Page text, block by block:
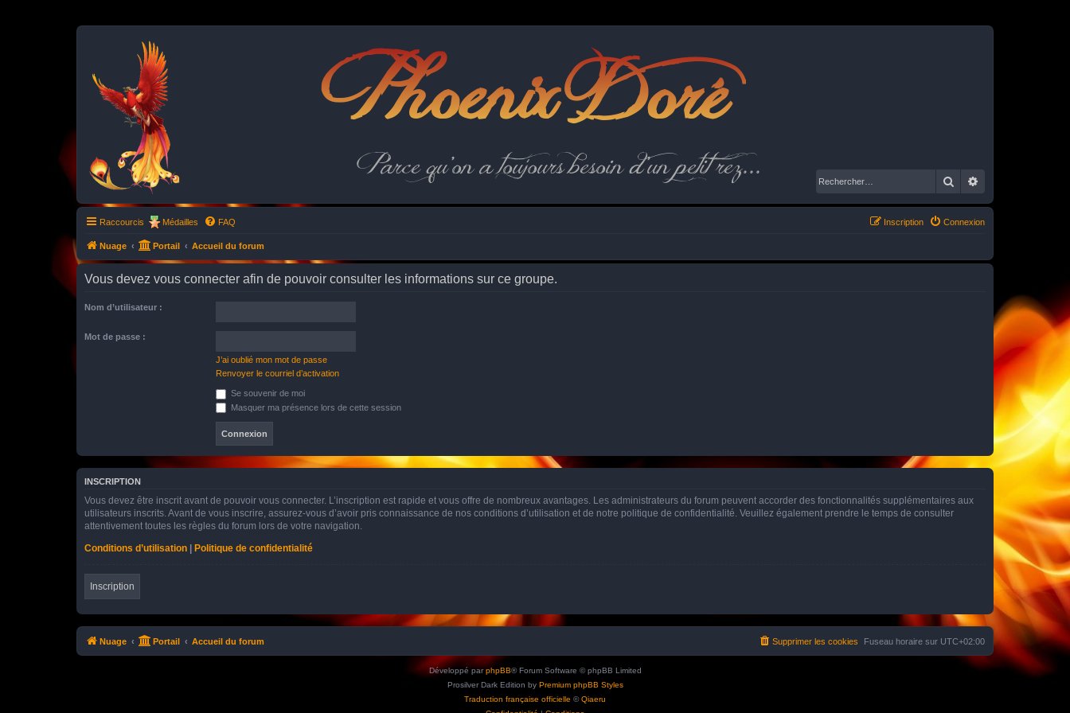
Phoenix Doré
Parce qu'on a toujours besoin d'un petit rez... Rechercher
Raccourcis Médailles FAQ Connexion
Inscription
Nuage Portail Accueil du forum
Vous devez vous connecter afin de pouvoir consulter les informations sur ce groupe.
Nom d’utilisateur :
Mot de passe :
J’ai oublié mon mot de passe
Renvoyer le courriel d’activation
Se souvenir de moi
Masquer ma présence lors de cette session
INSCRIPTION
Vous devez être inscrit avant de pouvoir vous connecter. L’inscription est rapide et vous offre de nombreux avantages. Les administrateurs du forum peuvent accorder des fonctionnalités supplémentaires aux
utilisateurs inscrits. Avant de vous inscrire, assurez-vous d’avoir pris connaissance de nos conditions d’utilisation et de notre politique de confidentialité. Veuillez également prendre le temps de consulter
attentivement toutes les règles du forum lors de votre navigation.
Conditions d’utilisation | Politique de confidentialité
Inscription
Nuage Portail Accueil du forum Fuseau horaire sur UTC+02:00
Supprimer les cookies
Développé parphpBB® Forum Software © phpBB Limited
Prosilver Dark Edition by Premium phpBB Styles
Traduction française officielle ©Qiaeru